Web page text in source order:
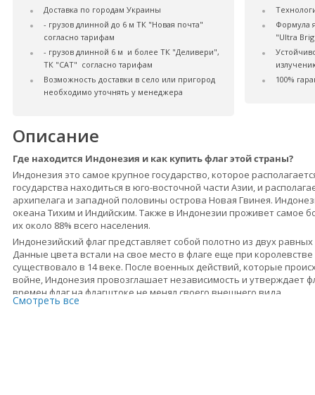
Доставка по городам Украины
- грузов длинной до 6 м ТК "Новая почта"
согласно тарифам
- грузов длинной 6 м и более ТК "Деливери",
ТК "САТ" согласно тарифам
Возможность доставки в село или пригород
необходимо уточнять у менеджера
Формула
"Ultra
100%
Описание
Где находится Индонезия и как купить флаг этой страны?
Индонезия это самое крупное государство, которое
государства находиться в юго-восточной части Азии, и
архипелага и западной половины острова Новая Гвинея.
океана Тихим и Индийским. Также в Индонезии проживет самое
их около 88% всего населения.
Индонезийский флаг представляет собой полотно из двух
Данные цвета встали на свое место в флаге еще при
существовало в 14 веке. После военных действий, которые
войне, Индонезия провозглашает независимость и утверждает
времен флаг на флагштоке не менял своего внешнего вида.
Внешний вид флага Индонезии
Смотреть все